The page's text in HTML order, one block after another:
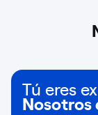
Tú eres
Nosotros